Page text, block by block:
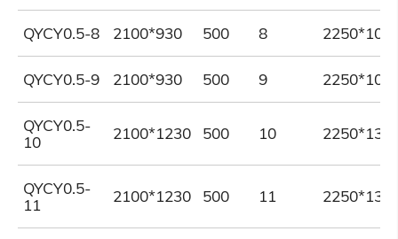
QYCY0.5-8 2100*930 500 8
QYCY0.5-9 2100*930 500 9
QYCY0.5-
10
2100*1230 500 10
QYCY0.5-
11
2100*1230 500 11